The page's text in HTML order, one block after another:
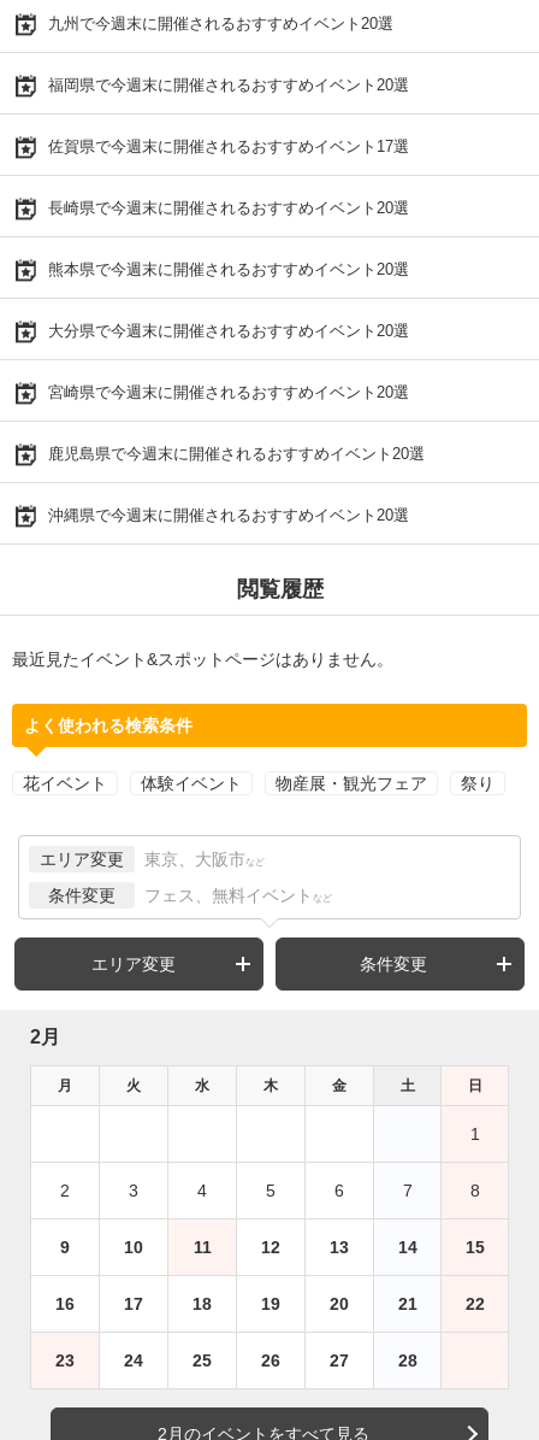
九州で今週末に開催されるおすすめイベント20選
福岡県で今週末に開催されるおすすめイベント20選
佐賀県で今週末に開催されるおすすめイベント17選
長崎県で今週末に開催されるおすすめイベント20選
熊本県で今週末に開催されるおすすめイベント20選
大分県で今週末に開催されるおすすめイベント20選
宮崎県で今週末に開催されるおすすめイベント20選
鹿児島県で今週末に開催されるおすすめイベント20選
沖縄県で今週末に開催されるおすすめイベント20選
閲覧履歴
最近見たイベント&スポットページはありません。
よく使われる検索条件
花イベント 体験イベント 物産展・観光フェア 祭り
エリア変更 東京、大阪市 など
条件変更 フェス、無料イベント など
エリア変更 条件変更
2月
月 火 水 木 金 土 日
1
2 3 4 5 6 7 8
9 10 11 12 13 14 15
16 17 18 19 20 21 22
23 24 25 26 27 28
2月のイベントをすべて見る